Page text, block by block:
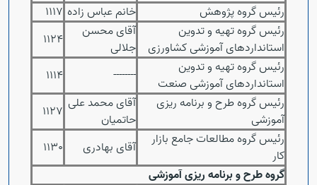
رئیس گروه پژوهش
خانم عباس زاده 1117
رئیس گروه تهیه و تدوین
استانداردهای آموزشی کشاورزی
آقای محسن
جلالی
1124
رئیس گروه تهیه و تدوین
استانداردهای آموزشی صنعت
--------
1114
رئیس گروه طرح و برنامه ریزی‌
آموزشی
آقای محمد علی
حاتمیان
1127
رئیس گروه مطالعات جامع بازار
کار
آقای بهادری
1130
گروه طرح و برنامه ریزی‌ آموزشی